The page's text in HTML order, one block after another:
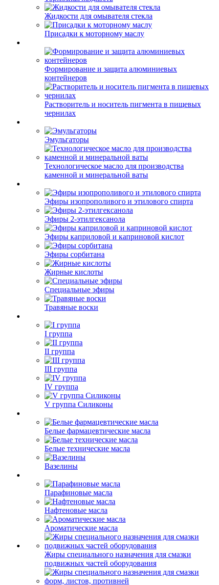
Жидкости для омывателя стекла
Присадки к моторному маслу
Формирование и защита алюминиевых
контейнеров
Растворитель и носитель пигмента в пищевых
чернилах
Эмульгаторы
Технологическое масло для производства
каменной и минеральной ваты
Эфиры изопрополивого и этилового спирта
Эфиры 2-этилгексанола
Эфиры каприловой и каприновой кислот
Эфиры сорбитана
Жирные кислоты
Специальные эфиры
Травяные воски
I группа
II группа
III группа
IV группа
V группа Силиконы
Белые фармацевтические масла
Белые технические масла
Вазелины
Парафиновые масла
Нафтеновые масла
Ароматические масла
Жиры специального назначения для смазки
подвижных частей оборудования